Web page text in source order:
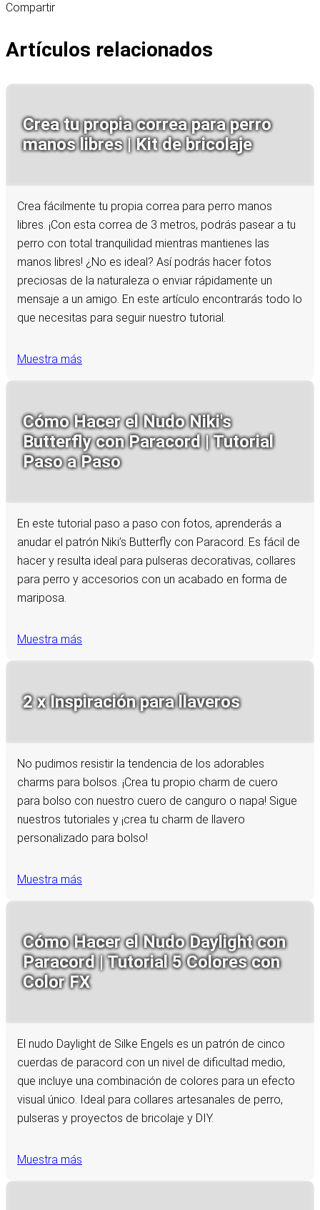
Compartir
Artículos relacionados
Crea tu propia correa para perro
manos libres | Kit de bricolaje
Crea fácilmente tu propia correa para perro manos
libres. ¡Con esta correa de 3 metros, podrás pasear a tu
perro con total tranquilidad mientras mantienes las
manos libres! ¿No es ideal? Así podrás hacer fotos
preciosas de la naturaleza o enviar rápidamente un
mensaje a un amigo. En este artículo encontrarás todo lo
que necesitas para seguir nuestro tutorial.
Muestra más
Cómo Hacer el Nudo Niki's
Butterfly con Paracord | Tutorial
Paso a Paso
En este tutorial paso a paso con fotos, aprenderás a
anudar el patrón Niki’s Butterfly con Paracord. Es fácil de
hacer y resulta ideal para pulseras decorativas, collares
para perro y accesorios con un acabado en forma de
mariposa.
Muestra más
2 x Inspiración para llaveros
No pudimos resistir la tendencia de los adorables
charms para bolsos. ¡Crea tu propio charm de cuero
para bolso con nuestro cuero de canguro o napa! Sigue
nuestros tutoriales y ¡crea tu charm de llavero
personalizado para bolso!
Muestra más
Cómo Hacer el Nudo Daylight con
Paracord | Tutorial 5 Colores con
Color FX
El nudo Daylight de Silke Engels es un patrón de cinco
cuerdas de paracord con un nivel de dificultad medio,
que incluye una combinación de colores para un efecto
visual único. Ideal para collares artesanales de perro,
pulseras y proyectos de bricolaje y DIY.
Muestra más